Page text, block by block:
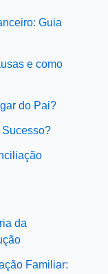
Guia
e como
do Pai?
da
Familiar: